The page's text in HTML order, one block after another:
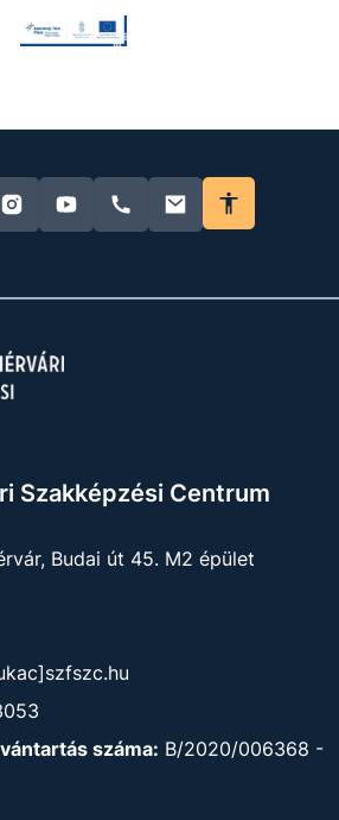
Szakképzési Centrum
Budai út 45. M2 épület
száma: B/2020/006368 -